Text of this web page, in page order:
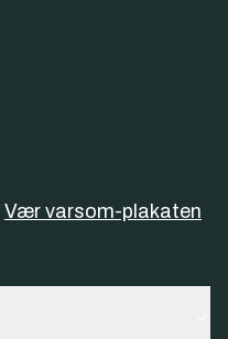
Vær varsom-plakaten